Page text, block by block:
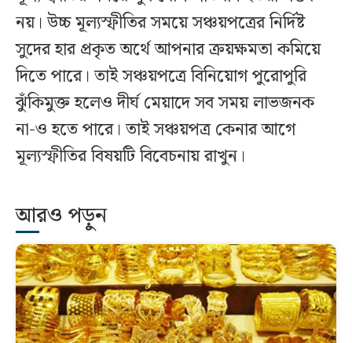
নয়। উচ্চ মূল্যস্ফীতির সময়ে সঞ্চয়পত্রের নির্দিষ্ট
সুদের হার প্রকৃত অর্থে আপনার ক্রয়ক্ষমতা কমিয়ে
দিতে পারে। তাই সঞ্চয়পত্রে বিনিয়োগ পুরোপুরি
ঝুঁকিমুক্ত হলেও দীর্ঘ মেয়াদে সব সময় লাভজনক
না-ও হতে পারে। তাই সঞ্চয়পত্র কেনার আগে
মূল্যস্ফীতির বিষয়টি বিবেচনায় রাখুন।
আরও পড়ুন